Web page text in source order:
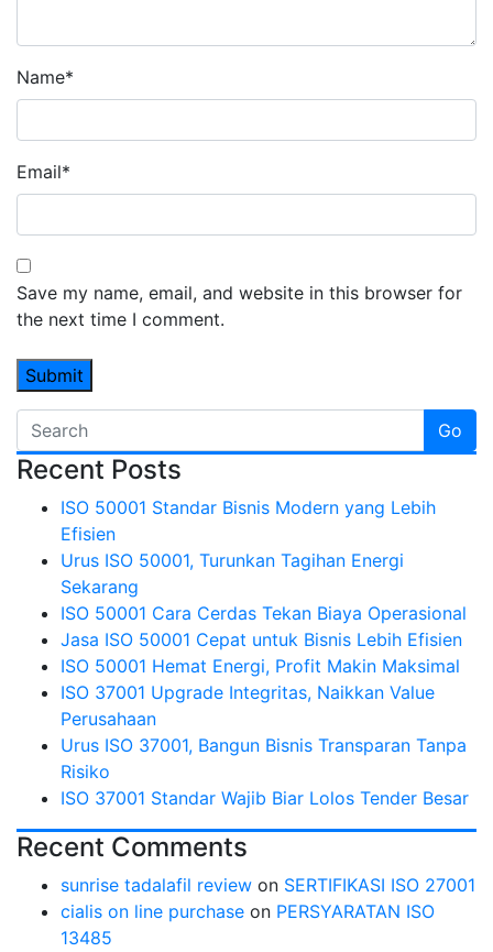
Name*
Email*
Save my name, email, and website in this browser for
the next time I comment.
Go
Recent Posts
ISO 50001 Standar Bisnis Modern yang Lebih
Efisien
Urus ISO 50001, Turunkan Tagihan Energi
Sekarang
ISO 50001 Cara Cerdas Tekan Biaya Operasional
Jasa ISO 50001 Cepat untuk Bisnis Lebih Efisien
ISO 50001 Hemat Energi, Profit Makin Maksimal
ISO 37001 Upgrade Integritas, Naikkan Value
Perusahaan
Urus ISO 37001, Bangun Bisnis Transparan Tanpa
Risiko
ISO 37001 Standar Wajib Biar Lolos Tender Besar
Recent Comments
sunrise tadalafil review on SERTIFIKASI ISO 27001
cialis on line purchase on PERSYARATAN ISO
13485